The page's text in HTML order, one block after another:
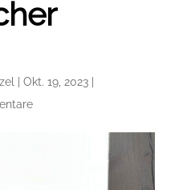
Okt. 19, 2023|